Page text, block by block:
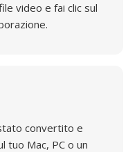
video e fai clic sul
convertito e
tuo Mac, PC o un